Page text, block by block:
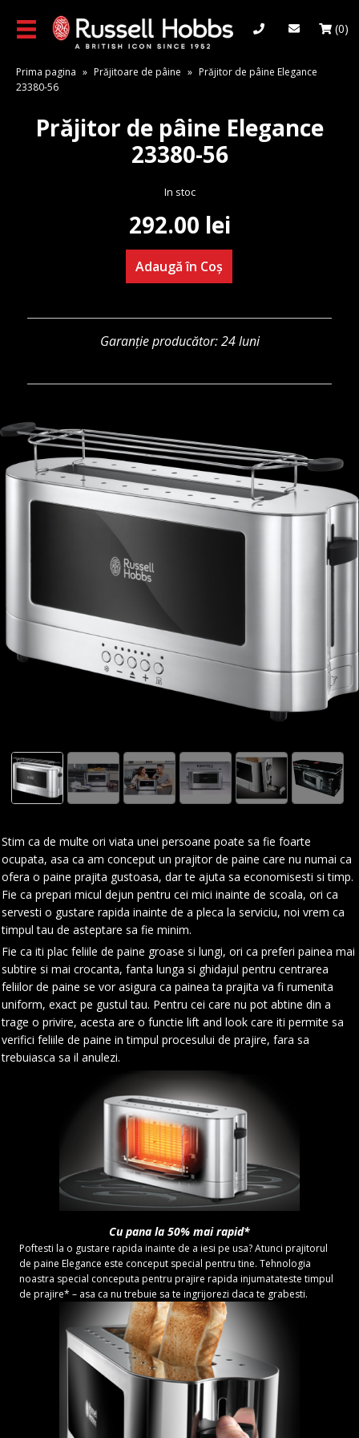
main
(0)
Prima pagina » Prăjitoare de pâine » Prăjitor de pâine Elegance
23380-56
Prăjitor de pâine Elegance
23380-56
In stoc
292.00 lei
Cantitate
Elegance
56
Adaugă în Coș
Garanție producător: 24 luni
Stim ca de multe ori viata unei persoane poate sa fie foarte
ocupata, asa ca am conceput un prajitor de paine care nu numai ca
ofera o paine prajita gustoasa, dar te ajuta sa economisesti si timp.
Fie ca prepari micul dejun pentru cei mici inainte de scoala, ori ca
servesti o gustare rapida inainte de a pleca la serviciu, noi vrem ca
timpul tau de asteptare sa fie minim.
Fie ca iti plac feliile de paine groase si lungi, ori ca preferi painea mai
subtire si mai crocanta, fanta lunga si ghidajul pentru centrarea
feliilor de paine se vor asigura ca painea ta prajita va fi rumenita
uniform, exact pe gustul tau. Pentru cei care nu pot abtine din a
trage o privire, acesta are o functie lift and look care iti permite sa
verifici feliile de paine in timpul procesului de prajire, fara sa
trebuiasca sa il anulezi.
Cu pana la 50% mai rapid*
Poftesti la o gustare rapida inainte de a iesi pe usa? Atunci prajitorul
de paine Elegance este conceput special pentru tine. Tehnologia
noastra special conceputa pentru prajire rapida injumatateste timpul
de prajire* – asa ca nu trebuie sa te ingrijorezi daca te grabesti.